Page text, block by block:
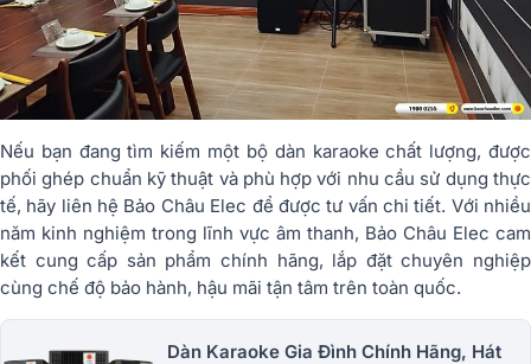
Nếu bạn đang tìm kiếm một bộ dàn karaoke chất lượng, được
phối ghép chuẩn kỹ thuật và phù hợp với nhu cầu sử dụng thực
tế, hãy liên hệ Bảo Châu Elec để được tư vấn chi tiết. Với nhiều
năm kinh nghiệm trong lĩnh vực âm thanh, Bảo Châu Elec cam
kết cung cấp sản phẩm chính hãng, lắp đặt chuyên nghiệp
cùng chế độ bảo hành, hậu mãi tận tâm trên toàn quốc.
Dàn Karaoke Gia Đình Chính Hãng, Hát